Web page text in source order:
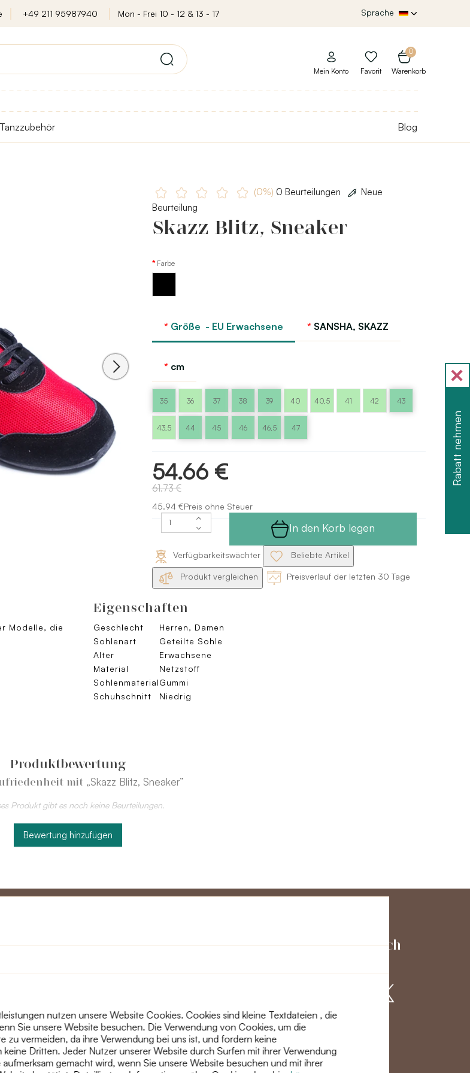
nutzen unsere Website Cookies. Cookies sind kleine Textdateien , die
Sie unsere Website besuchen. Die Verwendung von Cookies, um die
zu vermeiden, da ihre Verwendung bei uns ist, und fordern keine
Dritten. Jeder Nutzer unserer Website durch Surfen mit ihrer Verwendung
gemacht wird, wenn Sie unsere Website besuchen und mit ihrer
+49 211 95987940 Mon - Frei 10 - 12 & 13 - 17 Sprache
0
Warenkorb
Mein Konto Favorit
Tanzzubehör Blog
(0%) 0 Beurteilungen
Neue
Beurteilung
Skazz Blitz, Sneaker
Farbe
Größe - EU Erwachsene SANSHA, SKAZZ
cm
35 36 37 38 39 40 40,5 41 42 43
43,5 44 45 46 46,5 47
54.66 €
61.73 €
45.94 €Preis ohne Steuer
In den Korb legen
Verfügbarkeitswächter Beliebte Artikel
Produkt vergleichen Preisverlauf der letzten 30 Tage
Modelle, die
Eigenschaften
Geschlecht
Herren, Damen
Sohlenart
Geteilte Sohle
Alter
Erwachsene
Material
Netzstoff
SohlenmaterialGummi
Schuhschnitt
Niedrig
Produktbewertung
mit „Skazz Blitz, Sneaker”
Produkt gibt es noch keine Beurteilungen.
Bewertung hinzufügen
Partner
Lehrerprogramm
Treueprogramm
Kundendienst
Über uns
Retouren
Seitenübersicht
Schließen Sie sich
Rabatt nehmen